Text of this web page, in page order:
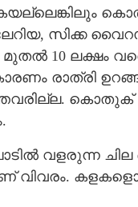
സിക്ക
മുതൽ 10 ലക്ഷം
രാത്രി
കൊതുക്
വളരുന്ന
വിവരം.